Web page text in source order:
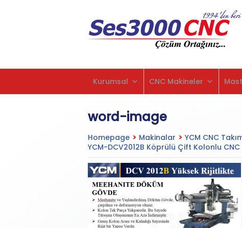
Kurumsal
CNC Makineler
word-image
Homepage > Makinalar > YCM CNC
YCM-DCV2012B Köprülü Çift Kolonlu